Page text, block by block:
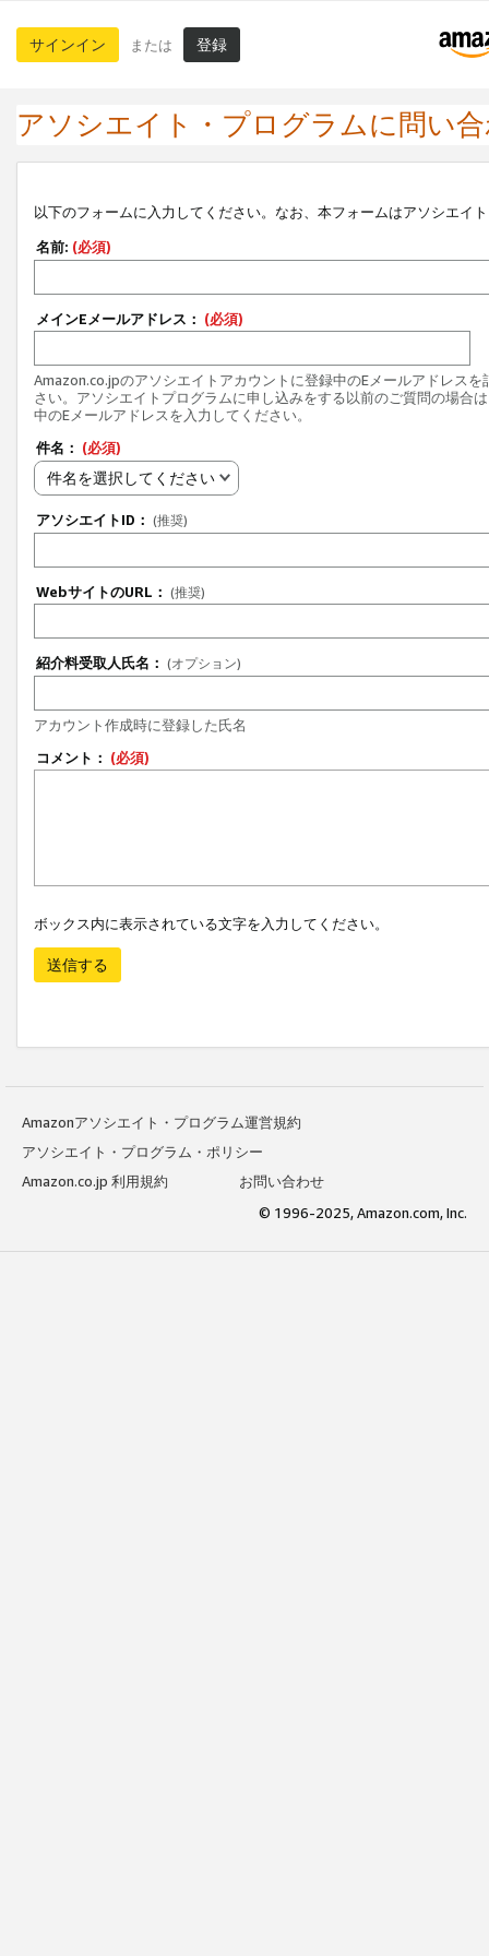
サインイン または 登録
アソシエイト・プログラムに問い
以下のフォームに入力してください。なお、本フォームはアソシエイ
名前: (必須)
メインEメールアドレス： (必須)
Amazon.co.jpのアソシエイトアカウントに登録中のEメールアドレスを
さい。アソシエイトプログラムに申し込みをする以前のご質問の場合
中のEメールアドレスを入力してください。
件名： (必須)
件名を選択してください
アソシエイトID： (推奨)
WebサイトのURL： (推奨)
紹介料受取人氏名： (オプション)
アカウント作成時に登録した氏名
コメント： (必須)
ボックス内に表示されている文字を入力してください。
送信する
Amazonアソシエイト・プログラム運営規約
アソシエイト・プログラム・ポリシー
Amazon.co.jp 利用規約
お問い合わせ
© 1996-2025, Amazon.com, Inc.